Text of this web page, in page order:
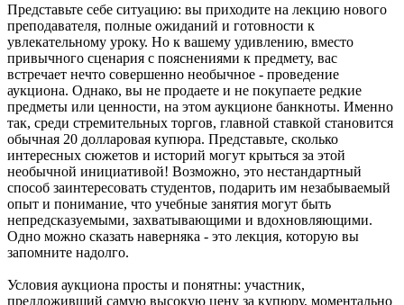
Представьте себе ситуацию: вы приходите на лекцию нового
преподавателя, полные ожиданий и готовности к
увлекательному уроку. Но к вашему удивлению, вместо
привычного сценария с пояснениями к предмету, вас
встречает нечто совершенно необычное - проведение
аукциона. Однако, вы не продаете и не покупаете редкие
предметы или ценности, на этом аукционе банкноты. Именно
так, среди стремительных торгов, главной ставкой становится
обычная 20 долларовая купюра. Представьте, сколько
интересных сюжетов и историй могут крыться за этой
необычной инициативой! Возможно, это нестандартный
способ заинтересовать студентов, подарить им незабываемый
опыт и понимание, что учебные занятия могут быть
непредсказуемыми, захватывающими и вдохновляющими.
Одно можно сказать наверняка - это лекция, которую вы
запомните надолго.
Условия аукциона просты и понятны: участник,
предложивший самую высокую цену за купюру, моментально